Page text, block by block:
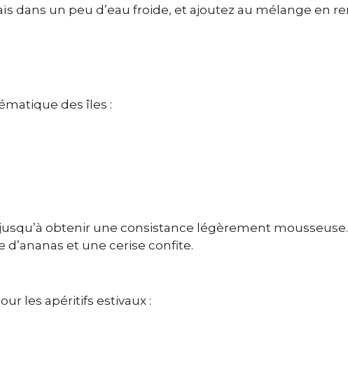
dans un peu d’eau froide, et ajoutez au mélange en
des îles :
obtenir une consistance légèrement
et une cerise confite.
les apéritifs estivaux :